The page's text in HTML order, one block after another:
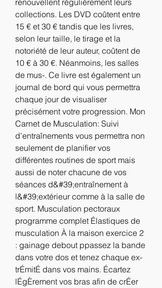
renouvellent régulièrement leurs
collections. Les DVD coûtent entre
15 € et 30 € tandis que les livres,
selon leur taille, le tirage et la
notoriété de leur auteur, coûtent de
10 € à 30 €. Néanmoins, les salles
de mus-. Ce livre est également un
journal de bord qui vous permettra
chaque jour de visualiser
précisément votre progression. Mon
Carnet de Musculation: Suivi
d’entraînements vous permettra non
seulement de planifier vos
différentes routines de sport mais
aussi de noter chacune de vos
séances d&#39;entraînement à
l&#39;extérieur comme à la salle de
sport. Musculation pectoraux
programme complet Élastiques de
musculation À la maison exercice 2
: gainage debout ppassez la bande
dans votre dos et tenez chaque ex-
trÉmitÉ dans vos mains. Écartez
lÉgÈrement vos bras afin de crÉer